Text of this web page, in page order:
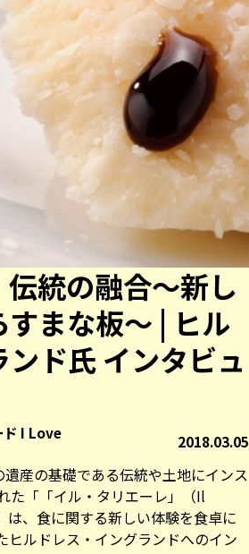
統の融合〜新し
まな板〜 | ヒル
ド氏 インタビュ
ド I Love
2018.03.05
産の基礎である伝統や土地にインス
た「「イル・タリエーレ」（Il
、食に関する新しい体験を食卓に
ヒルドレス・イングランドへのイン